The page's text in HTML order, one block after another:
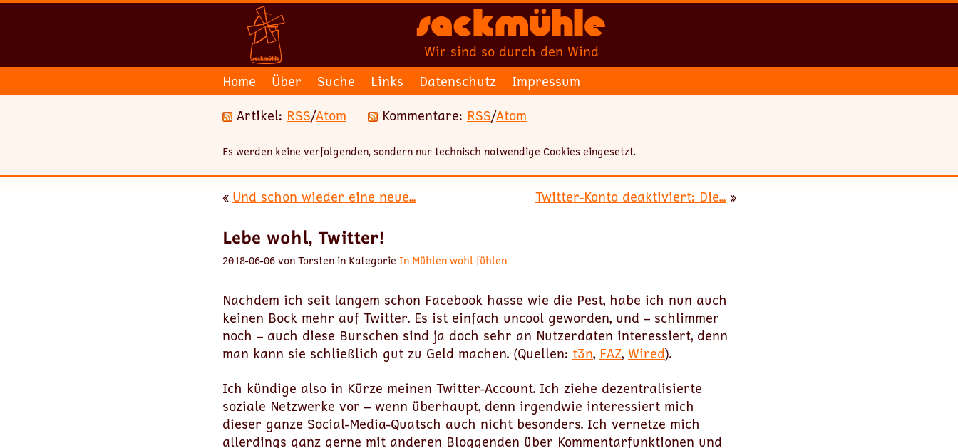
Sackmühle
Wir sind so durch den Wind
Home
Über Suche Links Datenschutz
Impressum
Artikel: RSS/Atom Kommentare: RSS/Atom
Es werden keine verfolgenden, sondern nur technisch notwendige Cookies eingesetzt.
« Und schon wieder eine neue... Twitter-Konto deaktiviert: Die... »
Lebe wohl, Twitter!
2018-06-06 von Torsten in Kategorie In Mühlen wohl fühlen
Nachdem ich seit langem schon Facebook hasse wie die Pest, habe ich nun auch
keinen Bock mehr auf Twitter. Es ist einfach uncool geworden, und – schlimmer
noch – auch diese Burschen sind ja doch sehr an Nutzerdaten interessiert, denn
man kann sie schließlich gut zu Geld machen. (Quellen: t3n, FAZ, Wired).
Ich kündige also in Kürze meinen Twitter-Account. Ich ziehe dezentralisierte
soziale Netzwerke vor – wenn überhaupt, denn irgendwie interessiert mich
dieser ganze Social-Media-Quatsch auch nicht besonders. Ich vernetze mich
allerdings ganz gerne mit anderen Bloggenden über Kommentarfunktionen und